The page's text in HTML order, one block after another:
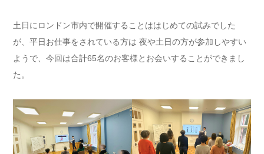
土日にロンドン市内で開催することははじめての試みでした
が、平日お仕事をされている方は 夜や土日の方が参加しやすい
ようで、今回は合計65名のお客様とお会いすることができまし
た。